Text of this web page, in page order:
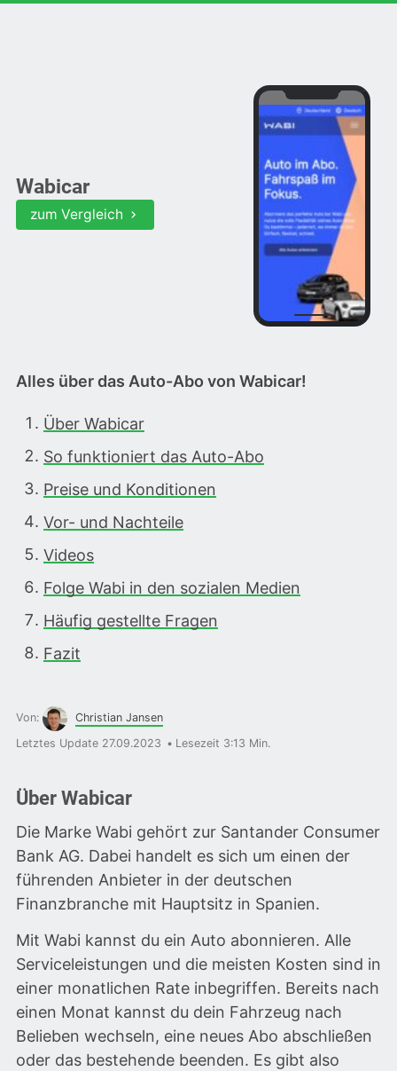
Wabicar
zum Vergleich
Alles über das Auto-Abo von Wabicar!
Über Wabicar
So funktioniert das Auto-Abo
Preise und Konditionen
Vor- und Nachteile
Videos
Folge Wabi in den sozialen Medien
Häufig gestellte Fragen
Fazit
Von:
Christian Jansen
Letztes Update 27.09.2023
Lesezeit 3:13 Min.
Über Wabicar
Die Marke Wabi gehört zur Santander Consumer
Bank AG. Dabei handelt es sich um einen der
führenden Anbieter in der deutschen
Finanzbranche mit Hauptsitz in Spanien.
Mit Wabi kannst du ein Auto abonnieren. Alle
Serviceleistungen und die meisten Kosten sind in
einer monatlichen Rate inbegriffen. Bereits nach
einen Monat kannst du dein Fahrzeug nach
Belieben wechseln, eine neues Abo abschließen
oder das bestehende beenden. Es gibt also